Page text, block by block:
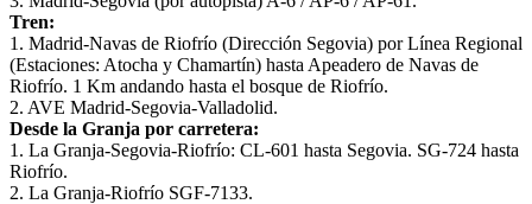
Tren:
1. Madrid-Navas de Riofrío (Dirección Segovia) por Línea Regional
(Estaciones: Atocha y Chamartín) hasta Apeadero de Navas de
Riofrío. 1 Km andando hasta el bosque de Riofrío.
2. AVE Madrid-Segovia-Valladolid.
Desde la Granja por carretera:
1. La Granja-Segovia-Riofrío: CL-601 hasta Segovia. SG-724 hasta
Riofrío.
2. La Granja-Riofrío SGF-7133.